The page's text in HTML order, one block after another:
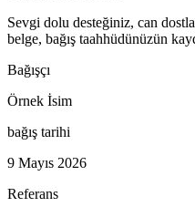
Sevgi dolu desteğiniz, can
belge, bağış taahhüdünüzün
Bağışçı
Örnek İsim
bağış tarihi
9 Mayıs 2026
Referans